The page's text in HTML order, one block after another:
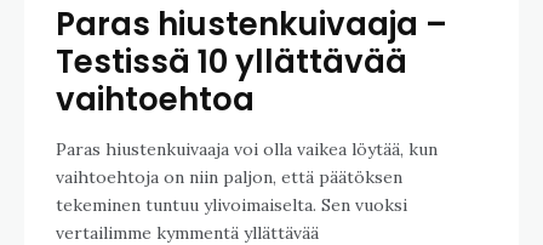
Paras hiustenkuivaaja –
Testissä 10 yllättävää
vaihtoehtoa
Paras hiustenkuivaaja voi olla vaikea löytää, kun
vaihtoehtoja on niin paljon, että päätöksen
tekeminen tuntuu ylivoimaiselta. Sen vuoksi
vertailimme kymmentä yllättävää